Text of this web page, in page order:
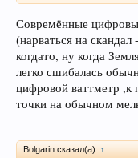
Совремённые
(нарваться на
когдато, ну когда
легко сшибалась
цифровой ваттметр
точки на обычном
Bolgarin сказал(а): ↑